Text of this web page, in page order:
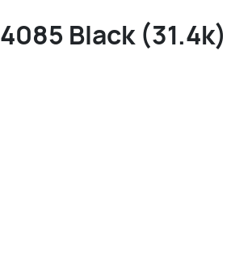
Black (31.4k)